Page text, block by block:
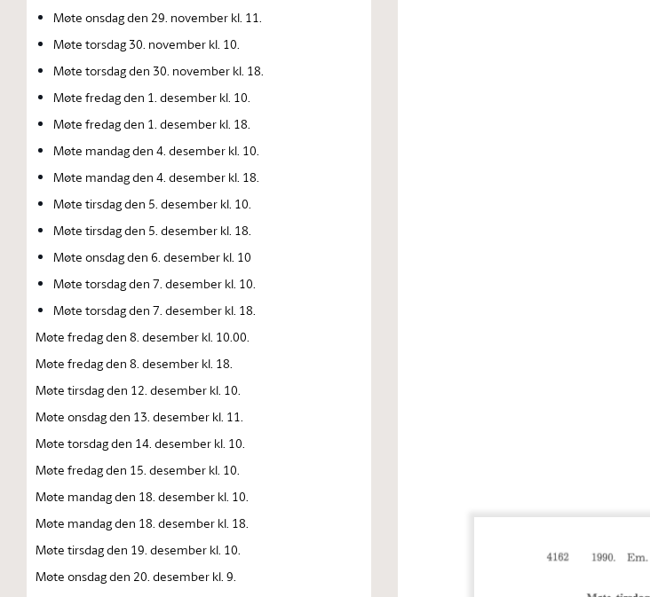
Møte onsdag den 29. november kl. 11.
Møte torsdag 30. november kl. 10.
Møte torsdag den 30. november kl. 18.
Møte fredag den 1. desember kl. 10.
Møte fredag den 1. desember kl. 18.
Møte mandag den 4. desember kl. 10.
Møte mandag den 4. desember kl. 18.
Møte tirsdag den 5. desember kl. 10.
Møte tirsdag den 5. desember kl. 18.
Møte onsdag den 6. desember kl. 10
Møte torsdag den 7. desember kl. 10.
Møte torsdag den 7. desember kl. 18.
Møte fredag den 8. desember kl. 10.00.
Møte fredag den 8. desember kl. 18.
Møte tirsdag den 12. desember kl. 10.
Møte onsdag den 13. desember kl. 11.
Møte torsdag den 14. desember kl. 10.
Møte fredag den 15. desember kl. 10.
Møte mandag den 18. desember kl. 10.
Møte mandag den 18. desember kl. 18.
Møte tirsdag den 19. desember kl. 10.
Møte onsdag den 20. desember kl. 9.